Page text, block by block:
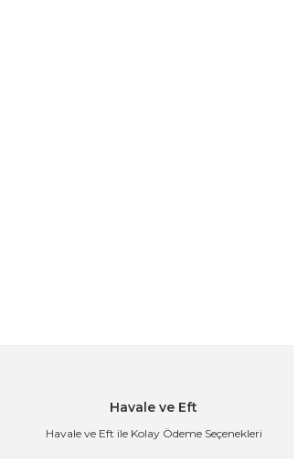
Havale ve Eft
Havale ve Eft ile Kolay Ödeme Seçenekleri